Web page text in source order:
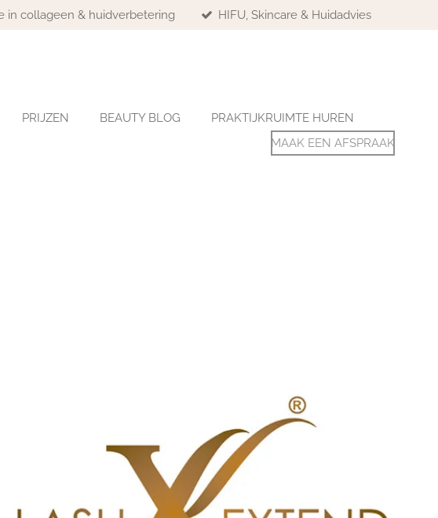
in collageen & huidverbetering HIFU, Skincare & Huidadvies
PRIJZEN BEAUTY BLOG
PRAKTIJKRUIMTE HUREN
MAAK EEN AFSPRAAK